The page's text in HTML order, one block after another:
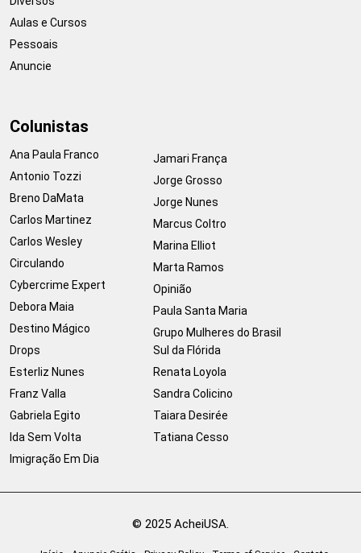
Aulas e Cursos
Pessoais
Anuncie
Colunistas
Ana Paula Franco
Antonio Tozzi
Breno DaMata
Carlos Martinez
Carlos Wesley
Circulando
Cybercrime Expert
Debora Maia
Destino Mágico
Drops
Esterliz Nunes
Franz Valla
Gabriela Egito
Ida Sem Volta
Imigração Em Dia
Jamari França
Jorge Grosso
Jorge Nunes
Marcus Coltro
Marina Elliot
Marta Ramos
Opinião
Paula Santa Maria
Grupo Mulheres do Brasil
Sul da Flórida
Renata Loyola
Sandra Colicino
Taiara Desirée
Tatiana Cesso
© 2025 AcheiUSA.